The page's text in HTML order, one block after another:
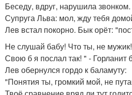
Беседу, вдруг, нарушила звонком.
Супруга Льва: мол, жду тебя
Лев встал покорно. Бык орёт:
Не слушай бабу! Что ты, не мужик!
Свою б я послал так! " - Горланит
Лев обернулся гордо к баламуту:
"Понятия ты, громкий мой, не